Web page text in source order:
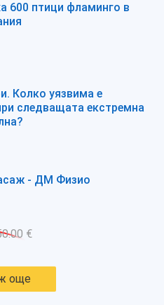
600 птици фламинго в
Колко уязвима е
следващата екстремна
- ДМ Физио
€
още